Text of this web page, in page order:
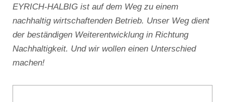
EYRICH-HALBIG ist auf dem Weg zu einem
nachhaltig wirtschaftenden Betrieb. Unser Weg dient
der beständigen Weiterentwicklung in Richtung
Nachhaltigkeit. Und wir wollen einen Unterschied
machen!